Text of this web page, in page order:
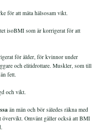
för att mäta hälsosam vikt.
isoBMI som är korrigerat för att
för ålder, för kvinnor under
och elitidrottare. Muskler, som till
fett.
och vikt.
än män och bör således räkna med
övervikt. Omvänt gäller också att BMI